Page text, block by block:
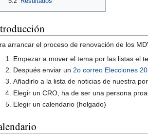
arrancar el proceso de renovación de los
Empezar a mover el tema por las listas el
Después enviar un 2o correo Elecciones
Añadirlo a la lista de noticias de nuestra
Elegir un CRO, ha de ser una persona
Elegir un calendario (holgado)